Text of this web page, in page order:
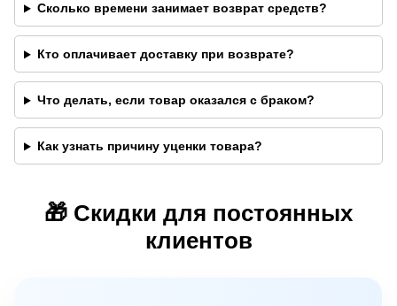
Сколько времени занимает возврат средств?
Кто оплачивает доставку при возврате?
Что делать, если товар оказался с браком?
Как узнать причину уценки товара?
🎁 Скидки для постоянных
клиентов